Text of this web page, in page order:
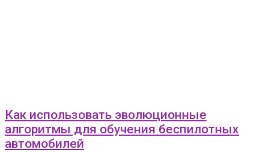
Как использовать эволюционные
алгоритмы для обучения беспилотных
автомобилей